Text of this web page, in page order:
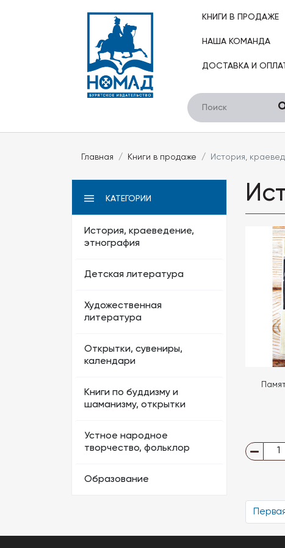
КНИГИ В ПРОДАЖЕ
НАША КОМАНДА
ДОСТАВКА И
Главная Книги в продаже История,
КАТЕГОРИИ
История, краеведение,
этнография
Детская литература
Художественная
литература
Открытки, сувениры,
календари
Книги по буддизму и
шаманизму, открытки
Устное народное
творчество, фольклор
Образование